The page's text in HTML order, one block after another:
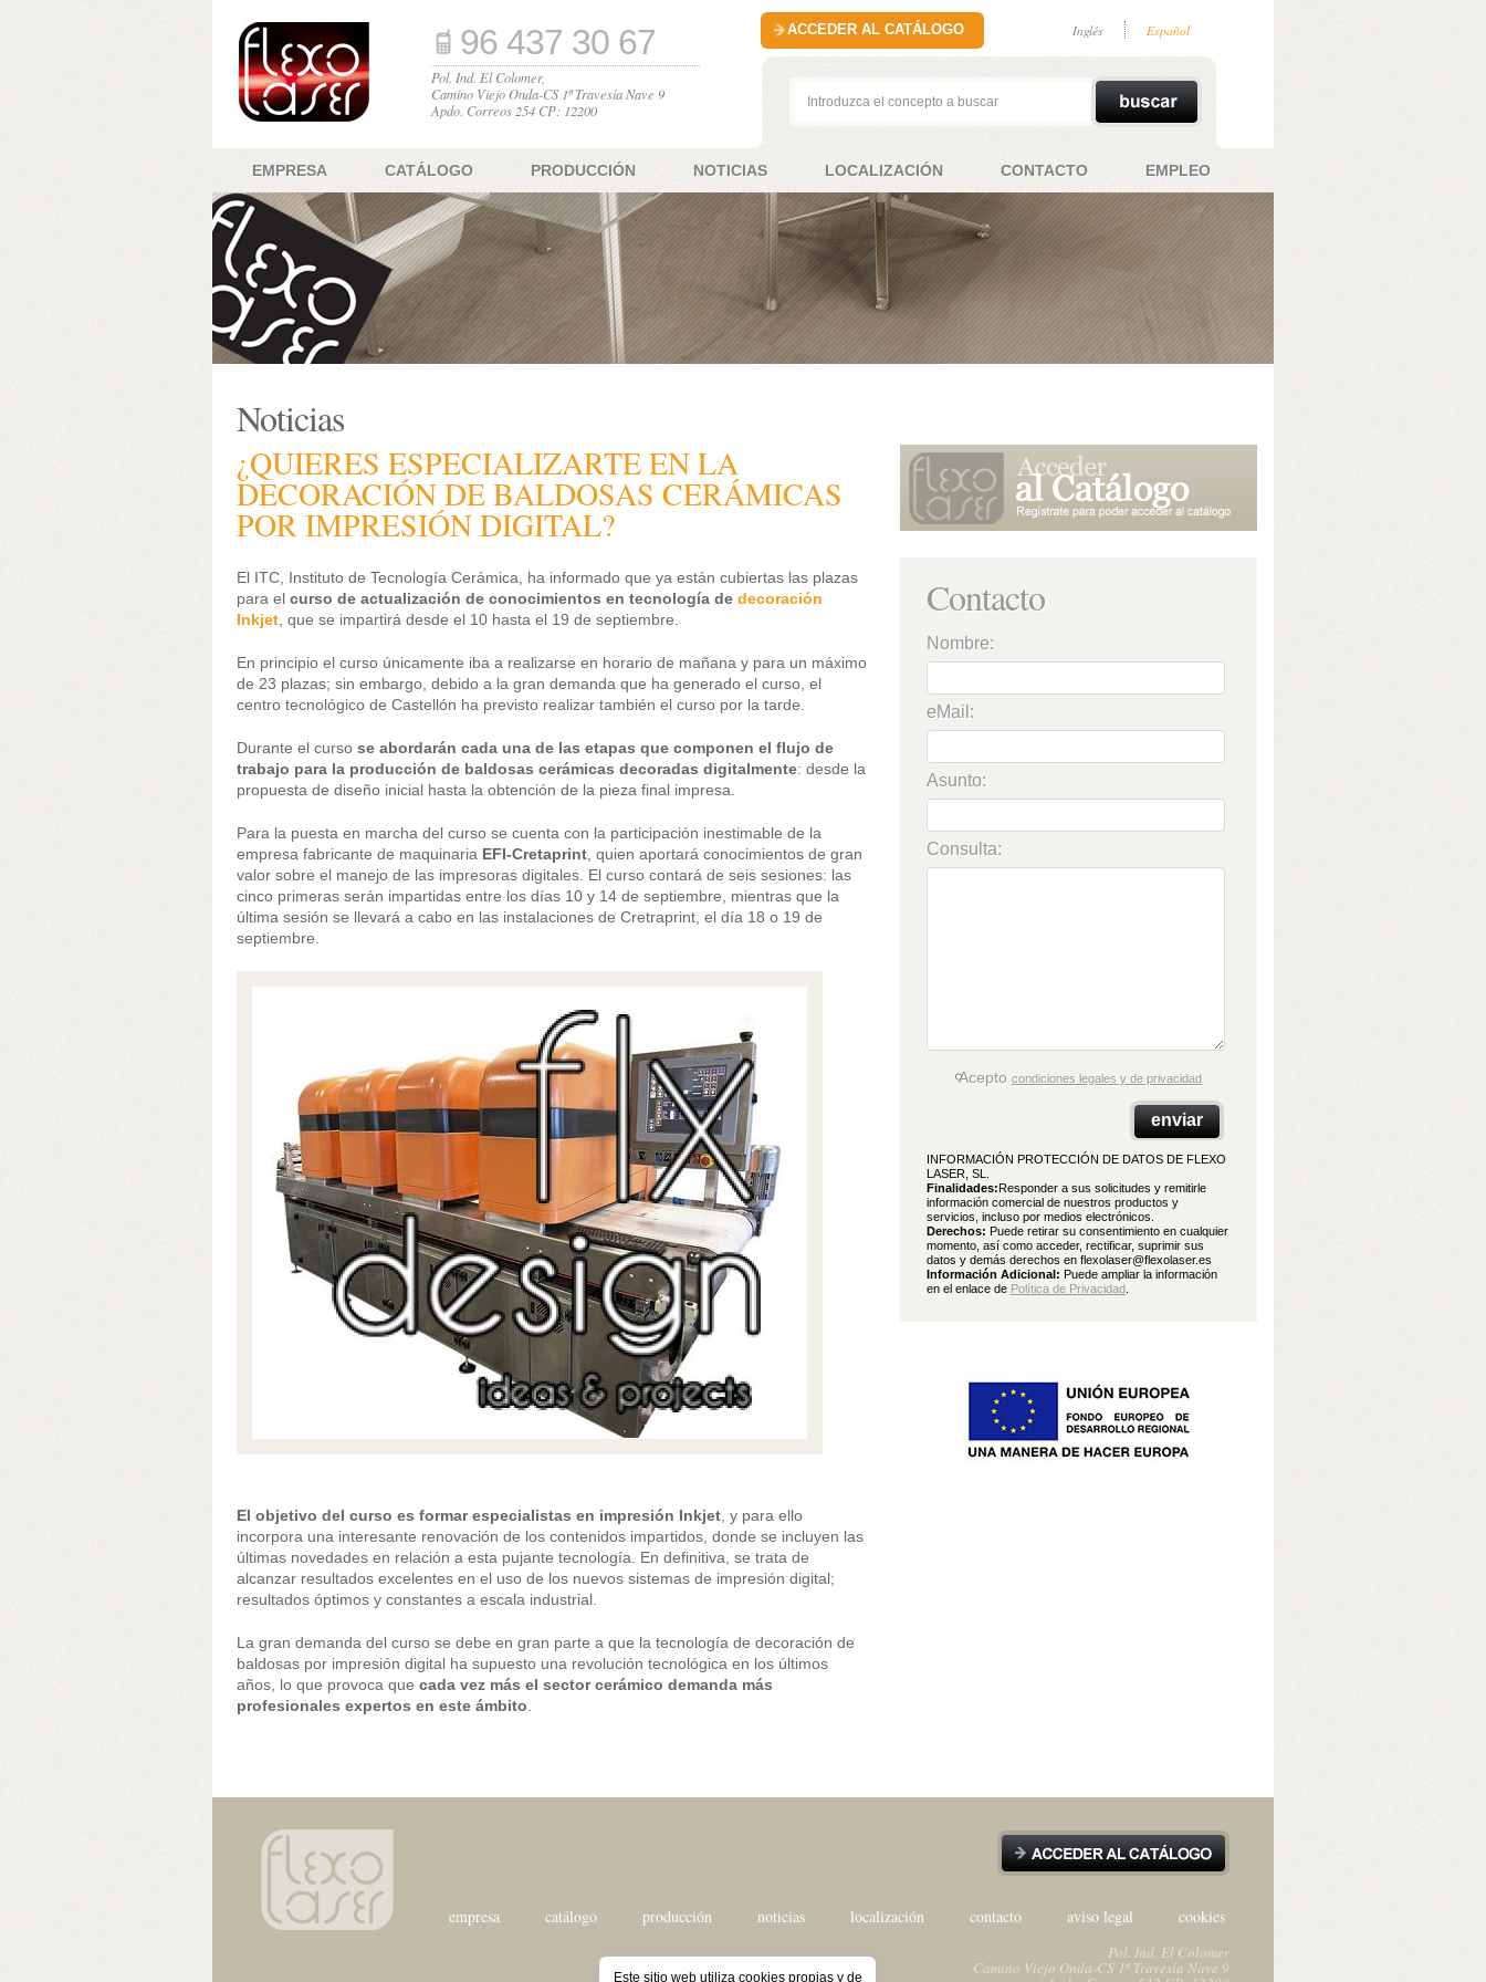
ACCEDER AL CATÁLOGO
96 437 30 67
Pol. Ind. El Colomer,
Camino Viejo Onda-CS 1ª Travesía Nave 9
Apdo. Correos 254 CP: 12200
Inglés Español
EMPRESA CATÁLOGO PRODUCCIÓN NOTICIAS LOCALIZACIÓN CONTACTO EMPLEO
Noticias
¿QUIERES ESPECIALIZARTE EN LA
DECORACIÓN DE BALDOSAS CERÁMICAS
POR IMPRESIÓN DIGITAL?
El ITC, Instituto de Tecnología Cerámica, ha informado que ya están cubiertas las plazas
para el curso de actualización de conocimientos en tecnología de decoración
Inkjet , que se impartirá desde el 10 hasta el 19 de septiembre.
En principio el curso únicamente iba a realizarse en horario de mañana y para un máximo
de 23 plazas; sin embargo, debido a la gran demanda que ha generado el curso, el
centro tecnológico de Castellón ha previsto realizar también el curso por la tarde.
Durante el curso se abordarán cada una de las etapas que componen el flujo de
trabajo para la producción de baldosas cerámicas decoradas digitalmente: desde la
propuesta de diseño inicial hasta la obtención de la pieza final impresa.
Para la puesta en marcha del curso se cuenta con la participación inestimable de la
empresa fabricante de maquinaria EFI-Cretaprint , quien aportará conocimientos de gran
valor sobre el manejo de las impresoras digitales. El curso contará de seis sesiones: las
cinco primeras serán impartidas entre los días 10 y 14 de septiembre, mientras que la
última sesión se llevará a cabo en las instalaciones de Cretraprint, el día 18 o 19 de
septiembre.
El objetivo del curso es formar especialistas en impresión Inkjet , y para ello
incorpora una interesante renovación de los contenidos impartidos, donde se incluyen las
últimas novedades en relación a esta pujante tecnología. En definitiva, se trata de
alcanzar resultados excelentes en el uso de los nuevos sistemas de impresión digital;
resultados óptimos y constantes a escala industrial.
La gran demanda del curso se debe en gran parte a que la tecnología de decoración de
baldosas por impresión digital ha supuesto una revolución tecnológica en los últimos
años, lo que provoca que cada vez más el sector cerámico demanda más
profesionales expertos en este ámbito
Contacto
Nombre:
eMail:
Asunto:
Consulta:
Acepto condiciones legales y de privacidad
INFORMACIÓN PROTECCIÓN DE DATOS DE FLEXO
LASER, SL.
Finalidades:Responder a sus solicitudes y remitirle
información comercial de nuestros productos y
servicios, incluso por medios electrónicos.
Derechos: Puede retirar su consentimiento en cualquier
momento, así como acceder, rectificar, suprimir sus
datos y demás derechos en flexolaser@flexolaser.es
Información Adicional: Puede ampliar la información
en el enlace de Política de Privacidad
empresa catálogo producción noticias localización contacto aviso legal cookies
Pol. Ind. El Colomer
Camino Viejo Onda-CS 1ª Travesía Nave 9
Este sitio web utiliza cookies propias y de